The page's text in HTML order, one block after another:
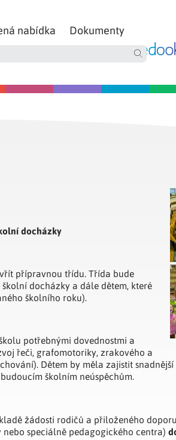
nabídka Dokumenty
docházky
přípravnou třídu. Třída bude
docházky a dále dětem, které
školního roku).
potřebnými dovednostmi a
řeči, grafomotoriky, zrakového a
Dětem by měla zajistit
školním neúspěchům.
žádosti rodičů a přiloženého
speciálně pedagogického centra)